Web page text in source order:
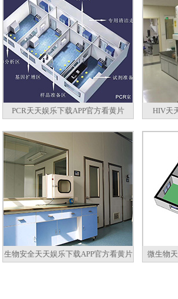
PCR天天娱乐下载APP官方看黄片 HIV天
生物安全天天娱乐下载APP官方看黄片 微生物